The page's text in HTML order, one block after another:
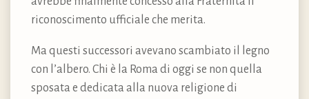
riconoscimento ufficiale che merita.
Ma questi successori avevano scambiato il legno
con l’albero. Chi è la Roma di oggi se non quella
sposata e dedicata alla nuova religione di